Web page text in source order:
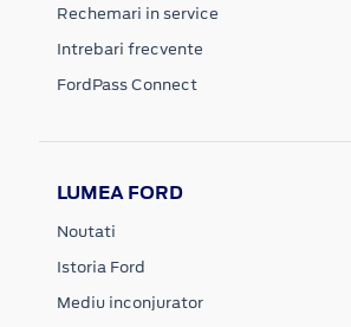
Rechemari in service
Intrebari frecvente
FordPass Connect
LUMEA FORD
Noutati
Istoria Ford
Mediu inconjurator